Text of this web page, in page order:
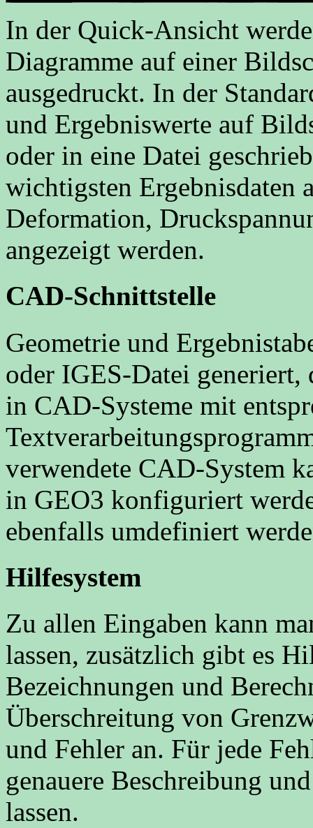
In der Quick-Ansicht
Diagramme auf einer
ausgedruckt. In der
und Ergebniswerte auf
oder in eine Datei
wichtigsten Ergebnisdaten
Deformation,
angezeigt werden.
CAD-Schnittstelle
Geometrie und
oder IGES-Datei
in CAD-Systeme mit
verwendete CAD-System
in GEO3 konfiguriert
ebenfalls umdefiniert
Hilfesystem
Zu allen Eingaben kann
lassen, zusätzlich gibt es
Bezeichnungen und
Überschreitung von
und Fehler an. Für jede
genauere Beschreibung
lassen.